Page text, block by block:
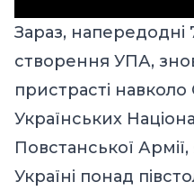
Зараз, напередодні
створення УПА,
пристрасті навколо
Українських
Повстанської
Україні понад